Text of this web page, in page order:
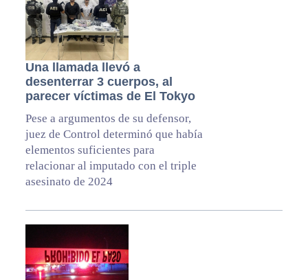
Una llamada llevó a
desenterrar 3 cuerpos, al
parecer víctimas de El Tokyo
Pese a argumentos de su defensor,
juez de Control determinó que había
elementos suficientes para
relacionar al imputado con el triple
asesinato de 2024